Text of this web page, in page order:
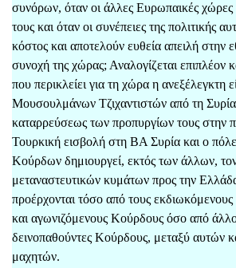
συνόρων, όταν οι άλλες Ευρωπαικές χώρες
τους και όταν οι συνέπειες της πολιτικής
κόστος και αποτελούν ευθεία απειλή στην
συνοχή της χώρας; Αναλογίζεται επιπλέον
που περικλείει για τη χώρα η ανεξέλεγκτη
Μουσουλμάνων Τζιχαντιστών από τη
καταρρεύσεως των προπυργίων τους στην
Τουρκική εισβολή στη ΒΑ Συρία και ο
Κούρδων δημιουργεί, εκτός των άλλων,
μεταναστευτικών κυμάτων προς την
προέρχονται τόσο από τους εκδιωκόμενους
και αγωνιζόμενους Κούρδους όσο από
δεινοπαθούντες Κούρδους, μεταξύ αυτών
μαχητών.